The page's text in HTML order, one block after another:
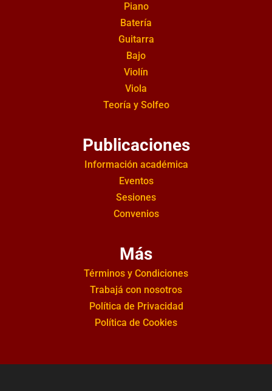
Piano
Batería
Guitarra
Bajo
Violín
Viola
Teoría y Solfeo
Publicaciones
Información académica
Eventos
Sesiones
Convenios
Más
Términos y Condiciones
Trabajá con nosotros
Política de Privacidad
Política de Cookies